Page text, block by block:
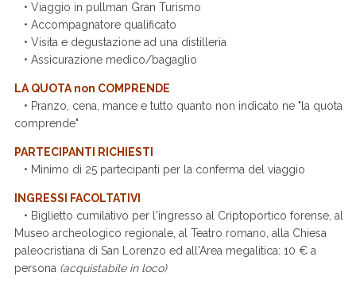
• Viaggio in pullman Gran Turismo
• Accompagnatore qualificato
• Visita e degustazione ad una distilleria
• Assicurazione medico/bagaglio
LA QUOTA non COMPRENDE
• Pranzo, cena, mance e tutto quanto non indicato ne "la quota
comprende"
PARTECIPANTI RICHIESTI
• Minimo di 25 partecipanti per la conferma del viaggio
INGRESSI FACOLTATIVI
• Biglietto cumilativo per l'ingresso al Criptoportico forense, al
Museo archeologico regionale, al Teatro romano, alla Chiesa
paleocristiana di San Lorenzo ed all'Area megalitica: 10 € a
persona (acquistabile in loco)